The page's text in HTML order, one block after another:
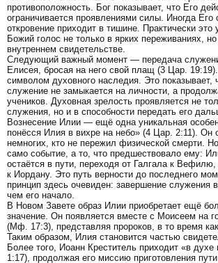
противоположность. Бог показывает, что Его
ограничивается проявлениями силы. Иногда Его
откровение приходит в тишине. Практически это
Божий голос не только в ярких переживаниях,
внутреннем свидетельстве.
Следующий важный момент — передача
Елисея, бросая на него свой плащ (3 Цар.
символом духовного наследия. Это показывает,
служение не замыкается на личности, а
учеников. Духовная зрелость проявляется не
служения, но и в способности передать его
Вознесение Илии — ещё одна уникальная
понёсся Илия в вихре на небо» (4 Цар. 2:11). Он
немногих, кто не пережил физической смерти.
само событие, а то, что предшествовало ему:
остаётся в пути, переходя от Галгала к
к Иордану. Это путь верности до последнего
принцип здесь очевиден: завершение служения
чем его начало.
В Новом Завете образ Илии приобретает ещё
значение. Он появляется вместе с Моисеем на
(Мф. 17:3), представляя пророков, в то время
Таким образом, Илия становится частью
Более того, Иоанн Креститель приходит «в
1:17), продолжая его миссию приготовления